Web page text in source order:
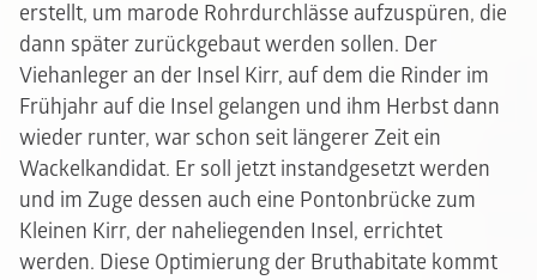
erstellt, um marode Rohrdurchlässe aufzuspüren, die
dann später zurückgebaut werden sollen. Der
Viehanleger an der Insel Kirr, auf dem die Rinder im
Frühjahr auf die Insel gelangen und ihm Herbst dann
wieder runter, war schon seit längerer Zeit ein
Wackelkandidat. Er soll jetzt instandgesetzt werden
und im Zuge dessen auch eine Pontonbrücke zum
Kleinen Kirr, der naheliegenden Insel, errichtet
werden. Diese Optimierung der Bruthabitate kommt